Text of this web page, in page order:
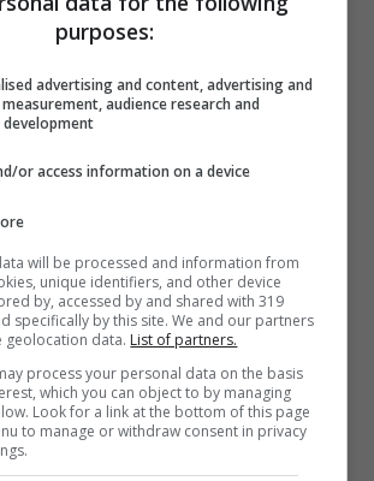
forzato negli
forzato nel Porto. Galeno
per un problema
suo posto entra Evanilson.
prova subito il Porto
subito una chance per il
si mette in proprio e calcia
purposes:
advertising and content, advertising and
audience research and
development
or access information on a device
will be processed and information from
unique identifiers, and other device
by, accessed by and shared with 319
specifically by this site. We and our partners
geolocation data. List of partners.
process your personal data on the basis
which you can object to by managing
Look for a link at the bottom of this page
to manage or withdraw consent in privacy